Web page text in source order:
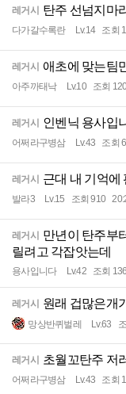
레거시 탄주 선넘지마
다가갈수록란 Lv.14 조회
레거시 애초에 맞는팀
아주까태낙 Lv.10 조회
레거시 인벤닉 용사입
어쩌라구병삼 Lv.43 조회
레거시 근대 내 기억에
발라3 Lv.15 조회 910
레거시
만년이 탄주부
릴려고 각잡앗는데
용사입니다 Lv.42 조회
레거시 원래 겁많은개
망상반퀴벌레 Lv.63
레거시 초월꼬탄주 저
어쩌라구병삼 Lv.43 조회